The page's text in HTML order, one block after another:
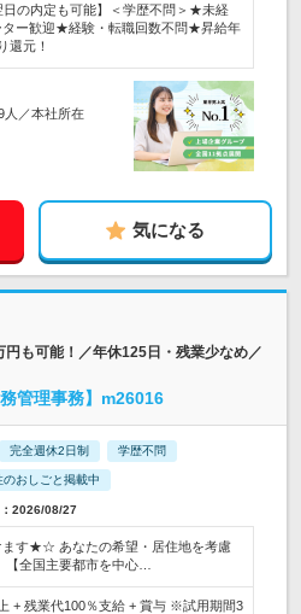
日の内定も可能】＜学歴不問＞★未経
ター歓迎★経験・転職回数不問★昇給年
還元！
人／本社所在
気になる
も可能！／年休125日・残業少なめ／
管理事務】m26016
完全週休2日制 学歴不問
のおしごと掲載中
2026/08/27
す★☆ あなたの希望・居住地を考慮
【全国主要都市を中心…
+ 残業代100％支給 + 賞与 ※試用期間3